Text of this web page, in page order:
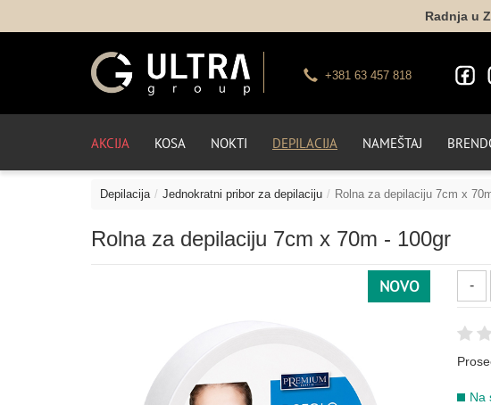
Radnja u
+381 63 457 818
AKCIJA KOSA NOKTI DEPILACIJA NAMEŠTAJ
Depilacija Jednokratni pribor za depilaciju Rolna za depilaciju 7cm x
Rolna za depilaciju 7cm x 70m - 100gr
NOVO
Na